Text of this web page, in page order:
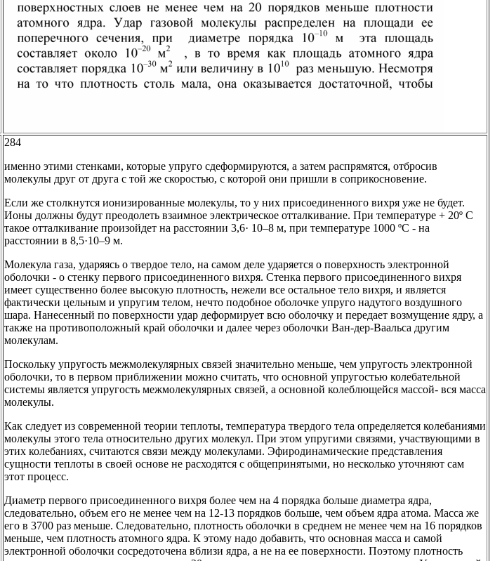
284
именно этими стенками, которые упруго сдеформируются, а затем распрямятся, отбросив
молекулы друг от друга с той же скоростью, с которой они пришли в соприкосновение.
Если же столкнутся ионизированные молекулы, то у них присоединенного вихря уже не будет.
Ионы должны будут преодолеть взаимное электрическое отталкивание. При температуре + 20º С
такое отталкивание произойдет на расстоянии 3,6· 10–8 м, при температуре 1000 ºС - на
расстоянии в 8,5·10–9 м.
Молекула газа, ударяясь о твердое тело, на самом деле ударяется о поверхность электронной
оболочки - о стенку первого присоединенного вихря. Стенка первого присоединенного вихря
имеет существенно более высокую плотность, нежели все остальное тело вихря, и является
фактически цельным и упругим телом, нечто подобное оболочке упруго надутого воздушного
шара. Нанесенный по поверхности удар деформирует всю оболочку и передает возмущение ядру, а
также на противоположный край оболочки и далее через оболочки Ван-дер-Ваальса другим
молекулам.
Поскольку упругость межмолекулярных связей значительно меньше, чем упругость электронной
оболочки, то в первом приближении можно считать, что основной упругостью колебательной
системы является упругость межмолекулярных связей, а основной колеблющейся массой- вся масса
молекулы.
Как следует из современной теории теплоты, температура твердого тела определяется колебаниями
молекулы этого тела относительно других молекул. При этом упругими связями, участвующими в
этих колебаниях, считаются связи между молекулами. Эфиродинамические представления
сущности теплоты в своей основе не расходятся с общепринятыми, но несколько уточняют сам
этот процесс.
Диаметр первого присоединенного вихря более чем на 4 порядка больше диаметра ядра,
следовательно, объем его не менее чем на 12-13 порядков больше, чем объем ядра атома. Масса же
его в 3700 раз меньше. Следовательно, плотность оболочки в среднем не менее чем на 16 порядков
меньше, чем плотность атомного ядра. К этому надо добавить, что основная масса и самой
электронной оболочки сосредоточена вблизи ядра, а не на ее поверхности. Поэтому плотность